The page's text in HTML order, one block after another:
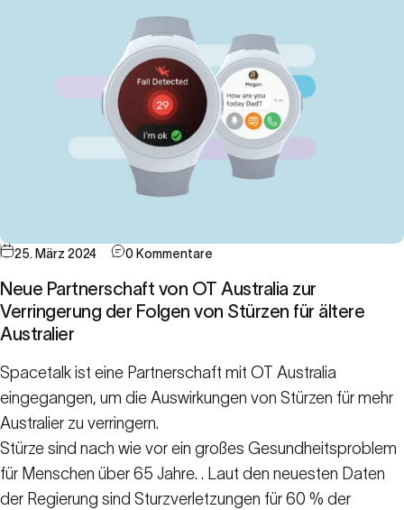
25. März 2024 0 Kommentare
Neue Partnerschaft von OT Australia zur
Verringerung der Folgen von Stürzen für ältere
Australier
Spacetalk ist eine Partnerschaft mit OT Australia
eingegangen, um die Auswirkungen von Stürzen für mehr
Australier zu verringern.
Stürze sind nach wie vor ein großes Gesundheitsproblem
für Menschen über 65 Jahre. . Laut den neuesten Daten
der Regierung sind Sturzverletzungen für 60 % der